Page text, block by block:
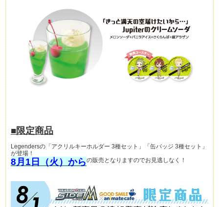
■限定商品
Legendersの「アクリルキーホルダー 3種セット」「缶バッジ 3種セット」
が登場！
8月1日（火）からの販売となりますのでお見逃しなく！